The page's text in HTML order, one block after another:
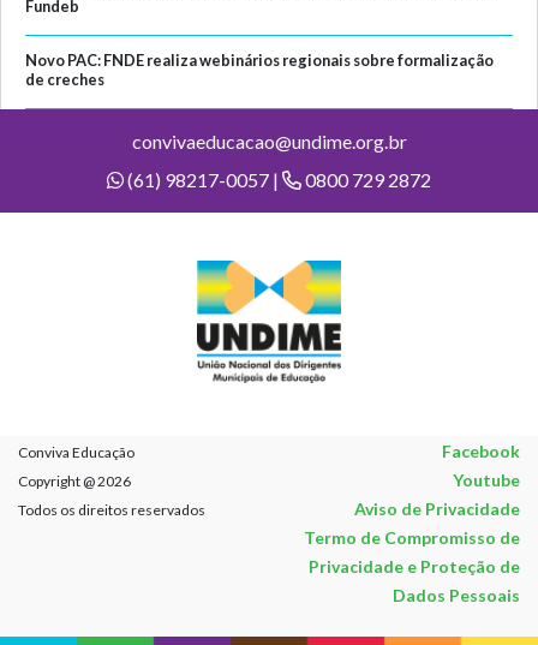
Fundeb
Novo PAC: FNDE realiza webinários regionais sobre formalização
de creches
convivaeducacao@undime.org.br
(61) 98217-0057 |
0800 729 2872
Conviva Educação Facebook
Copyright @ 2026 Youtube
Todos os direitos reservados
Aviso de Privacidade
Termo de Compromisso de
Privacidade e Proteção de
Dados Pessoais